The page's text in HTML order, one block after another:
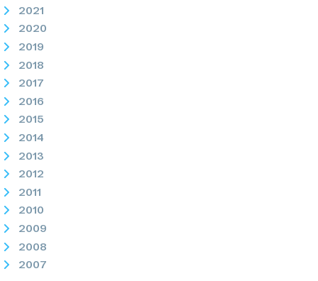
2021
2020
2019
2018
2017
2016
2015
2014
2013
2012
2011
2010
2009
2008
2007